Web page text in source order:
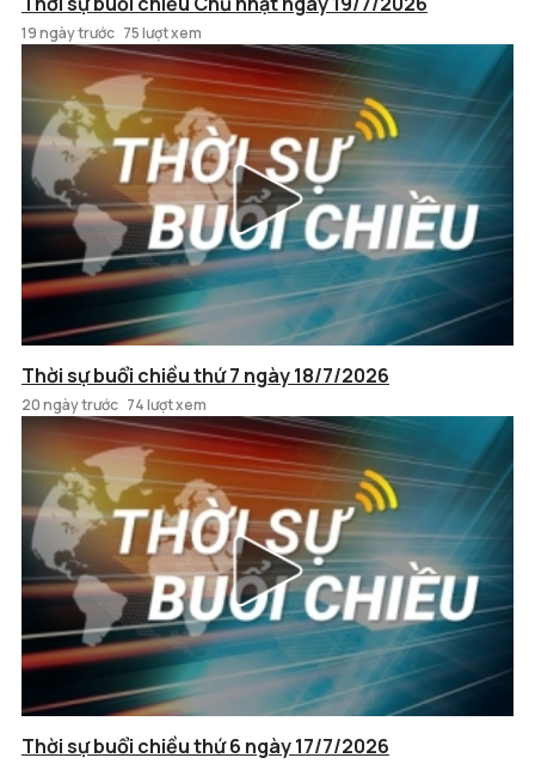
19 ngày trước 75 lượt xem
Thời sự buổi chiều thứ 7 ngày 18/7/2026
20 ngày trước 74 lượt xem
Thời sự buổi chiều thứ 6 ngày 17/7/2026